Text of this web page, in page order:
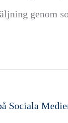
genom